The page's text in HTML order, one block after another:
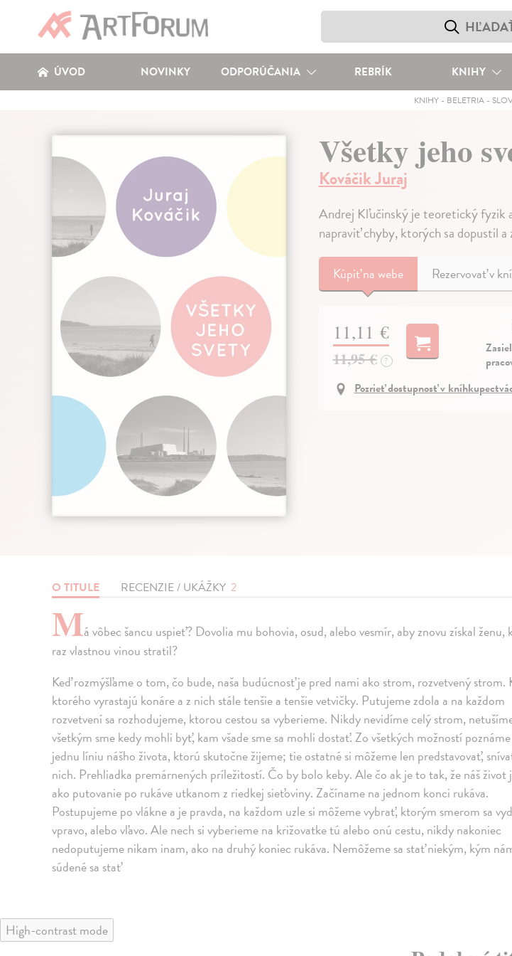
ÚVOD NOVINKY ODPORÚČANIA REBRÍK KNIHY
KNIHY - BELETRIA -
Všetky jeho
Kováčik Juraj
Andrej Kľučinský je teoretický fyzik
napraviť chyby, ktorých sa dopustil
Kúpiťna webe Rezervovať v
11,11 €
11,95 € ?
Pozrieť dostupnosť v
O TITULE RECENZIE / UKÁŽKY 2
Má vôbec šancu uspieť? Dovolia mu bohovia, osud, alebo vesmír, aby znovu získal ženu,
raz vlastnou vinou stratil?
Keď rozmýšľame o tom, čo bude, naša budúcnosť je pred nami ako strom, rozvetvený strom.
ktorého vyrastajú konáre a z nich stále tenšie a tenšie vetvičky. Putujeme zdola a na každom
rozvetvení sa rozhodujeme, ktorou cestou sa vyberieme. Nikdy nevidíme celý strom,
všetkým sme kedy mohli byť, kam všade sme sa mohli dostať. Zo všetkých možností
jednu líniu nášho života, ktorú skutočne žijeme; tie ostatné si môžeme len predstavovať,
nich. Prehliadka premárnených príležitostí. Čo by bolo keby. Ale čo ak je to tak, že náš život
ako putovanie po rukáve utkanom z riedkej sieťoviny. Začíname na jednom konci rukáva.
Postupujeme po vlákne a je pravda, na každom uzle si môžeme vybrať, ktorým smerom sa
vpravo, alebo vľavo. Ale nech si vyberieme na križovatke tú alebo onú cestu, nikdy nakoniec
nedoputujeme nikam inam, ako na druhý koniec rukáva. Nemôžeme sa stať niekým, kým
súdené sa stať
High-contrast mode